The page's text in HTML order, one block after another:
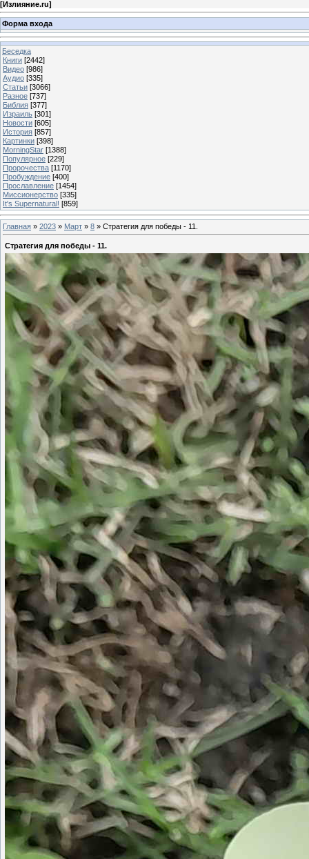
[Излияние.ru]
Форма входа
Беседка
Книги [2442]
Видео [986]
Аудио [335]
Статьи [3066]
Разное [737]
Библия [377]
Израиль [301]
Новости [605]
История [857]
Картинки [398]
MorningStar [1388]
Популярное [229]
Пророчества [1170]
Пробуждение [400]
Прославление [1454]
Миссионерство [335]
It's Supernatural! [859]
Главная » 2023 » Март » 8 » Стратегия для победы - 11.
Стратегия для победы - 11.